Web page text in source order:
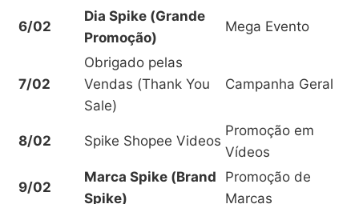
6/02
Dia Spike (Grande
Promoção)
Mega Evento
7/02
Obrigado pelas
Vendas (Thank You
Sale)
Campanha Geral
8/02 Spike Shopee Videos
Promoção em
Vídeos
9/02
Marca Spike (Brand
Spike)
Promoção de
Marcas